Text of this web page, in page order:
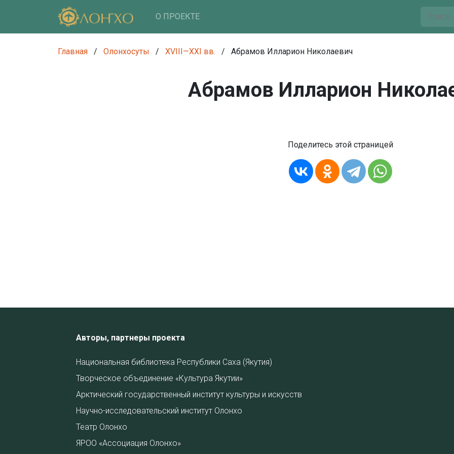
О ПРОЕКТЕ
Главная / Олонхосуты / XVIII—XXI вв. / Абрамов Илларион Николаевич
Абрамов Илларион
Поделитесь этой страницей
Авторы, партнеры проекта
Национальная библиотека Республики Саха (Якутия)
Творческое объединение «Культура Якутии»
Арктический государственный институт культуры и искусств
Научно-исследовательский институт Олонхо
Театр Олонхо
ЯРОО «Ассоциация Олонхо»